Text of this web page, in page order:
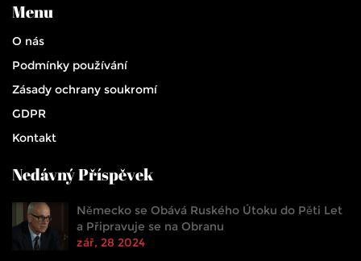
Menu
O nás
Podmínky používání
Zásady ochrany soukromí
GDPR
Kontakt
Nedávný Příspěvek
Německo se Obává Ruského Útoku do Pěti Let
a Připravuje se na Obranu
zář, 28 2024